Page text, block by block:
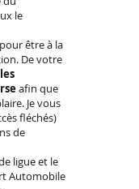
le
être à la
De votre
afin que
Je vous
fléchés)
de
ligue et le
Automobile